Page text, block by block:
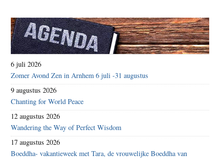
6 juli 2026
Zomer Avond Zen in Arnhem 6 juli -31 augustus
9 augustus 2026
Chanting for World Peace
12 augustus 2026
Wandering the Way of Perfect Wisdom
17 augustus 2026
Boeddha- vakantieweek met Tara, de vrouwelijke Boeddha van